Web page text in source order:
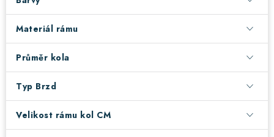
VÝPRODEJ
Testovací centrum
Materiál rámu
Průměr kola
Typ Brzd
Velikost rámu kol CM